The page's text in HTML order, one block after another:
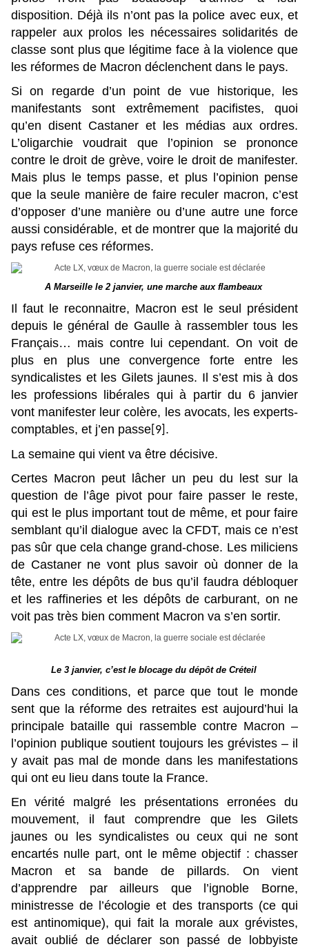
disposition. Déjà ils n’ont pas la police avec eux, et
rappeler aux prolos les nécessaires solidarités de
classe sont plus que légitime face à la violence que
les réformes de Macron déclenchent dans le pays.
Si on regarde d’un point de vue historique, les
manifestants sont extrêmement pacifistes, quoi
qu’en disent Castaner et les médias aux ordres.
L’oligarchie voudrait que l’opinion se prononce
contre le droit de grève, voire le droit de manifester.
Mais plus le temps passe, et plus l’opinion pense
que la seule manière de faire reculer macron, c’est
d’opposer d’une manière ou d’une autre une force
aussi considérable, et de montrer que la majorité du
pays refuse ces réformes.
A Marseille le 2 janvier, une marche aux flambeaux
Il faut le reconnaitre, Macron est le seul président
depuis le général de Gaulle à rassembler tous les
Français… mais contre lui cependant. On voit de
plus en plus une convergence forte entre les
syndicalistes et les Gilets jaunes. Il s’est mis à dos
les professions libérales qui à partir du 6 janvier
vont manifester leur colère, les avocats, les experts-
comptables, et j’en passe [9] .
La semaine qui vient va être décisive.
Certes Macron peut lâcher un peu du lest sur la
question de l’âge pivot pour faire passer le reste,
qui est le plus important tout de même, et pour faire
semblant qu’il dialogue avec la CFDT, mais ce n’est
pas sûr que cela change grand-chose. Les miliciens
de Castaner ne vont plus savoir où donner de la
tête, entre les dépôts de bus qu’il faudra débloquer
et les raffineries et les dépôts de carburant, on ne
voit pas très bien comment Macron va s’en sortir.
Le 3 janvier, c’est le blocage du dépôt de Créteil
Dans ces conditions, et parce que tout le monde
sent que la réforme des retraites est aujourd’hui la
principale bataille qui rassemble contre Macron –
l’opinion publique soutient toujours les grévistes – il
y avait pas mal de monde dans les manifestations
qui ont eu lieu dans toute la France.
En vérité malgré les présentations erronées du
mouvement, il faut comprendre que les Gilets
jaunes ou les syndicalistes ou ceux qui ne sont
encartés nulle part, ont le même objectif : chasser
Macron et sa bande de pillards. On vient
d’apprendre par ailleurs que l’ignoble Borne,
ministresse de l’écologie et des transports (ce qui
est antinomique), qui fait la morale aux grévistes,
avait oublié de déclarer son passé de lobbyiste